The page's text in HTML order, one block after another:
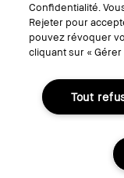
Confidentialité.
Rejeter pour
pouvez révoquer
cliquant sur «
Tout